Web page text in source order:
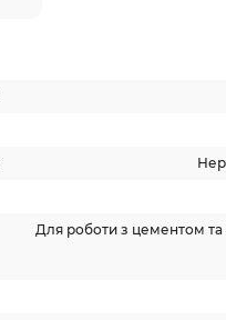
Для роботи з цементом та